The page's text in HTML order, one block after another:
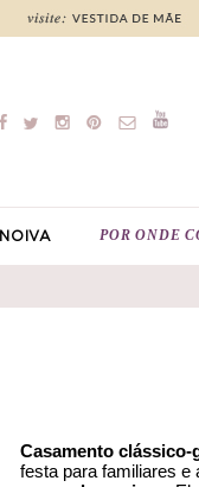
NOIVA POR ONDE
Casamento clássico-
festa para familiares e